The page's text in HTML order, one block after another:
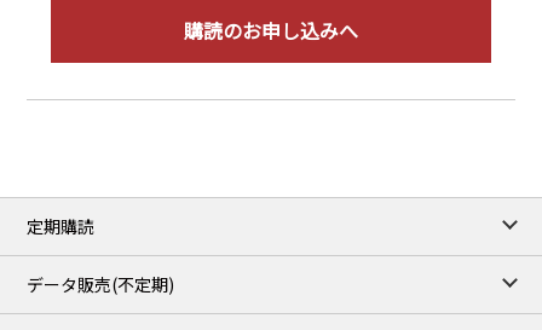
購読のお申し込みへ
定期購読
データ販売(不定期)